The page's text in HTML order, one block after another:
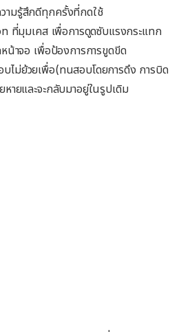
ามรู้สึกดีทุกครั้งที่กดใช้
ที่มุมเคส เพื่อการดูดซับแรงกระแทก
น้าจอ เพื่อป้องการการขูดขีด
ไม่ย้วยเพื่อ(ทนสอบโดยการดึง การบิด
หายและจะกลับมาอยู่ในรูปเดิม